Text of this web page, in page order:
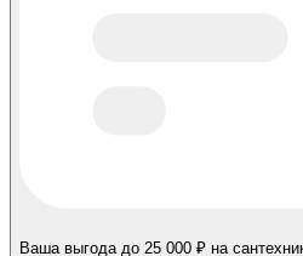
Ваша выгода до 25 000 ₽ на